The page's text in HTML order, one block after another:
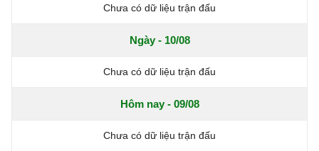
Chưa có dữ liệu trận đấu
Ngày - 10/08
Chưa có dữ liệu trận đấu
Hôm nay - 09/08
Chưa có dữ liệu trận đấu